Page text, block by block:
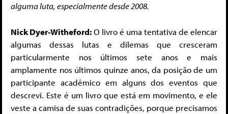
alguma luta, especialmente desde 2008.
Nick Dyer-Witheford:O livro é uma tentativa de elencar
algumas dessas lutas e dilemas que cresceram
particularmente nos últimos sete anos e mais
amplamente nos últimos quinze anos, da posição de um
participante acadêmico em alguns dos eventos que
descrevi. Este é um livro que está em movimento, e ele
veste a camisa de suas contradições, porque precisamos